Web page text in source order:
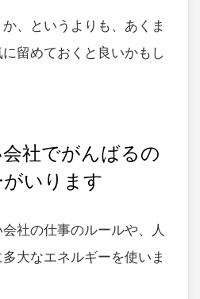
、というよりも、あくま
留めておくと良いかもし
社でがんばるの
いります
社の仕事のルールや、人
大なエネルギーを使いま